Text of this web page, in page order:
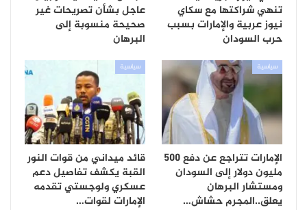
تنهي شراكتها مع سكاي
نيوز عربية والإمارات بسبب
حرب السودان
عاجل بشأن تصريحات غير
صحيحة منسوبة إلى
البرهان
سياسية
الإمارات تتراجع عن دفع 500
مليون دولار إلى السودان
ومستشار البرهان
يعلق..المجرم حشاش…
سياسية
قائد ميداني من قوات النور
القبة يكشف تفاصيل دعم
عسكري ولوجستي تقدمه
الإمارات لقوات…